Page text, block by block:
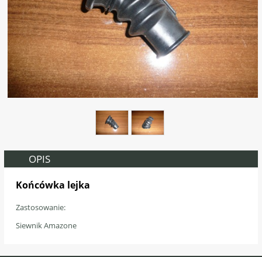
OPIS
Końcówka lejka
Zastosowanie:
Siewnik Amazone